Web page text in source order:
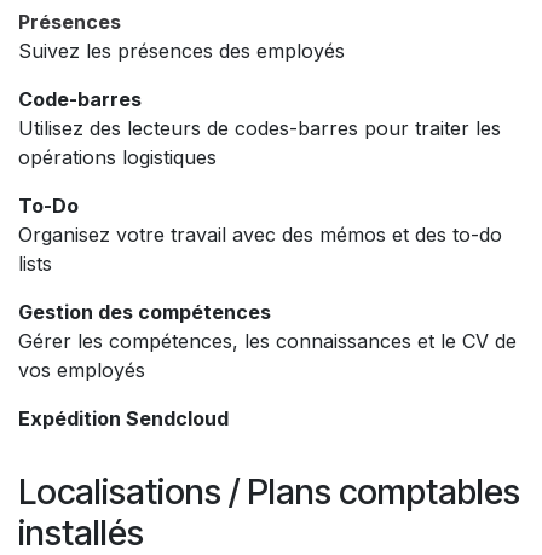
Présences
Suivez les présences des employés
Code-barres
Utilisez des lecteurs de codes-barres pour traiter les
opérations logistiques
To-Do
Organisez votre travail avec des mémos et des to-do
lists
Gestion des compétences
Gérer les compétences, les connaissances et le CV de
vos employés
Expédition Sendcloud
Localisations / Plans comptables
installés